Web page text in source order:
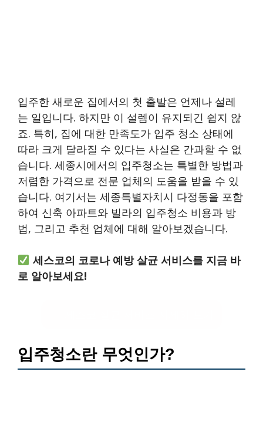
입주한 새로운 집에서의 첫 출발은 언제나 설레
는 일입니다. 하지만 이 설렘이 유지되긴 쉽지 않
죠. 특히, 집에 대한 만족도가 입주 청소 상태에
따라 크게 달라질 수 있다는 사실은 간과할 수 없
습니다. 세종시에서의 입주청소는 특별한 방법과
저렴한 가격으로 전문 업체의 도움을 받을 수 있
습니다. 여기서는 세종특별자치시 다정동을 포함
하여 신축 아파트와 빌라의 입주청소 비용과 방
법, 그리고 추천 업체에 대해 알아보겠습니다.
세스코의 코로나 예방 살균 서비스를 지금 바
로 알아보세요!
입주청소란 무엇인가?